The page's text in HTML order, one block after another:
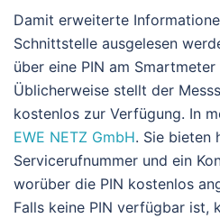
Damit erweiterte
Schnittstelle ausgelesen
über eine PIN am
Üblicherweise stellt der
kostenlos zur Verfügung. In
EWE NETZ GmbH. Sie bieten
Servicerufnummer und ein
worüber die PIN kostenlos
Falls keine PIN verfügbar ist,